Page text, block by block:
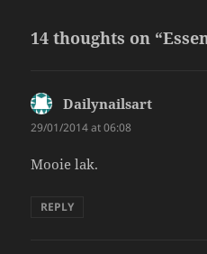
14 thoughts on
Dailynailsart
29/01/2014 at 06:08
Mooie lak.
REPLY